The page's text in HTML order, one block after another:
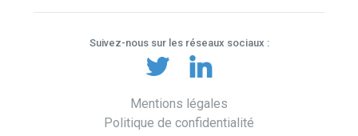
Suivez-nous sur les réseaux sociaux :
Mentions légales
Politique de confidentialité